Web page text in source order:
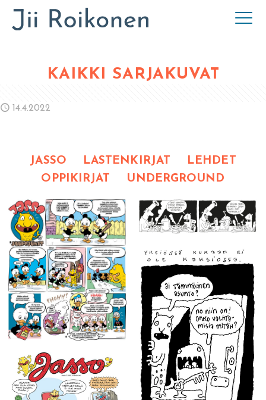
KAIKKI SARJAKUVAT
14.4.2022
JASSO LASTENKIRJAT
LEHDET
OPPIKIRJAT
UNDERGROUND